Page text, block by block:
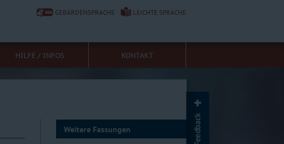
GEBÄRDENSPRACHE LEICHTE SPRACHE
HILFE / INFOS KONTAKT
Weitere Fassungen